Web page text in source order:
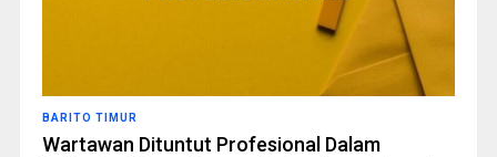
BARITO TIMUR
Wartawan Dituntut Profesional Dalam